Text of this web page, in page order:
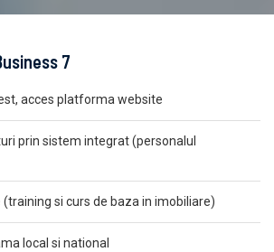
7
acces platforma website
prin sistem integrat (personalul
si curs de baza in imobiliare)
local si national